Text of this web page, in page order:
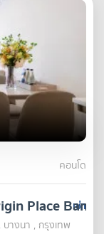
คอนโด
เช่า
Place
างนา , กรุงเทพ